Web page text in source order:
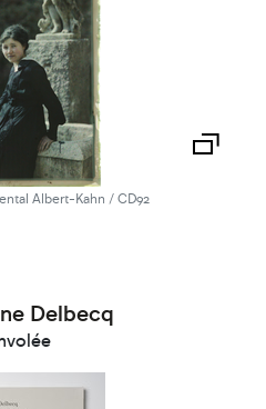
Albert-Kahn / CD92
Delbecq